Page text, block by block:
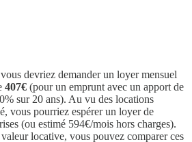
devriez demander un loyer mensuel
407€ (pour un emprunt avec un apport de
sur 20 ans). Au vu des locations
vous pourriez espérer un loyer de
(ou estimé 594€/mois hors charges).
locative, vous pouvez comparer ces